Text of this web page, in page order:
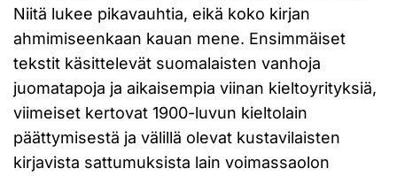
Niitä lukee pikavauhtia, eikä koko kirjan
ahmimiseenkaan kauan mene. Ensimmäiset
tekstit käsittelevät suomalaisten vanhoja
juomatapoja ja aikaisempia viinan kieltoyrityksiä,
viimeiset kertovat 1900-luvun kieltolain
päättymisestä ja välillä olevat kustavilaisten
kirjavista sattumuksista lain voimassaolon